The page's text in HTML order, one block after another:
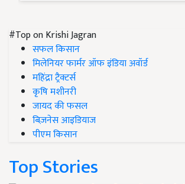
#Top on Krishi Jagran
सफल किसान
मिलेनियर फार्मर ऑफ इंडिया अवॉर्ड
महिंद्रा ट्रैक्टर्स
कृषि मशीनरी
जायद की फसल
बिज़नेस आइडियाज
पीएम किसान
Top Stories